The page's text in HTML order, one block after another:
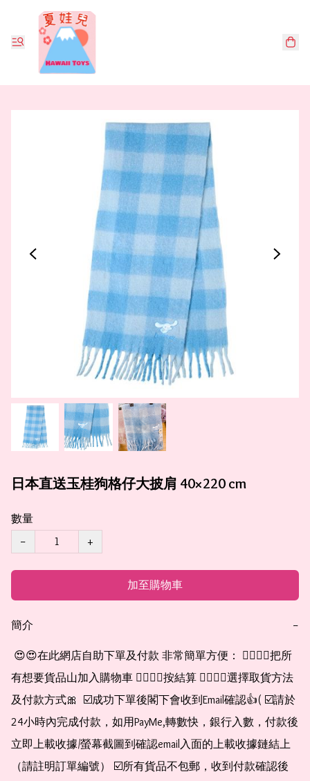
日本直送玉桂狗格仔大披肩 40×220 cm
數量
−
+
加至購物車
簡介 −
有想要貨品山加入購物車 👉🏻👉🏻按結算 👉🏻👉🏻選擇取貨方法
及付款方式🎀  ☑️成功下單後閣下會收到Email確認👍( ☑️請於
24小時內完成付款，如用PayMe,轉數快，銀行入數，付款後
立即上載收據/螢幕截圖到確認email入面的上載收據鏈結上
（請註明訂單編號） ☑️所有貨品不包郵，收到付款確認後